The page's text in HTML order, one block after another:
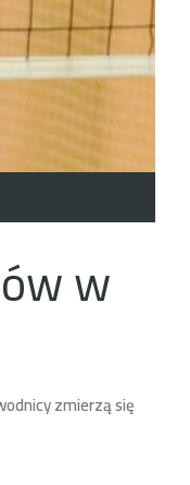
w
zmierzą się